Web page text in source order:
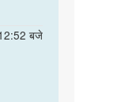
बजे